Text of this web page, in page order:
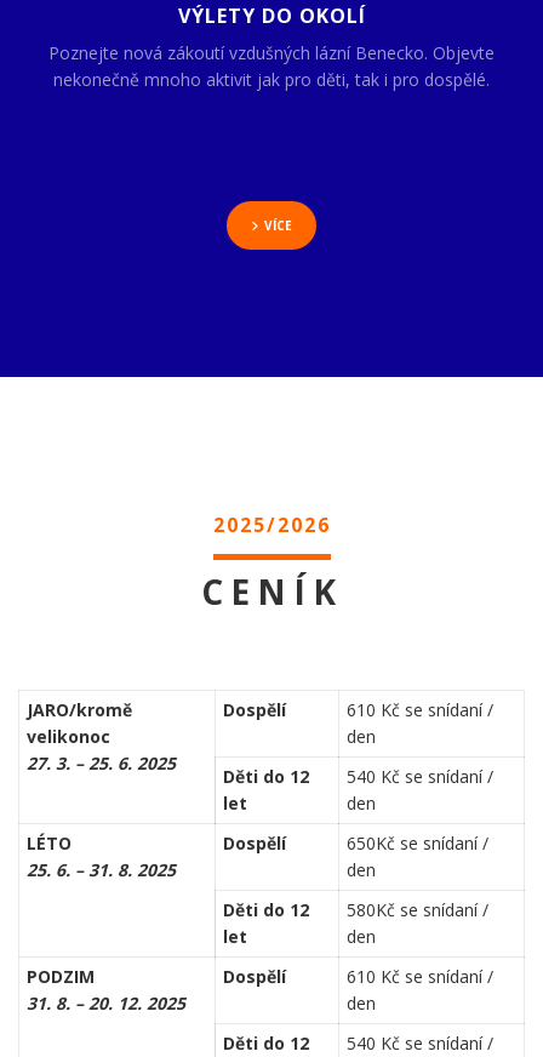
VÝLETY DO OKOLÍ
Poznejte nová zákoutí vzdušných lázní Benecko. Objevte
nekonečně mnoho aktivit jak pro děti, tak i pro dospělé.
VÍCE
2025/2026
CENÍK
JARO/kromě
velikonoc
27. 3. – 25. 6. 2025
Dospělí
610 Kč se snídaní /
den
Děti do 12
let
540 Kč se snídaní /
den
LÉTO
25. 6. – 31. 8. 2025
Dospělí
650Kč se snídaní /
den
Děti do 12
let
580Kč se snídaní /
den
PODZIM
31. 8. – 20. 12. 2025
Dospělí
610 Kč se snídaní /
den
Děti do 12
540 Kč se snídaní /